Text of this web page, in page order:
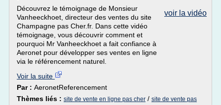
voir la vidéo
Découvrez le témoignage de Monsieur
Vanheeckhoet, directeur des ventes du site
Champagne pas Cher.fr. Dans cette vidéo
témoignage, vous découvrir comment et
pourquoi Mr Vanheeckhoet a fait confiance à
Aeronet pour développer ses ventes en ligne
via le référencement naturel.
Voir la suite
Par : AeronetReferencement
Thèmes liés : site de vente en ligne pas cher / site de vente pas